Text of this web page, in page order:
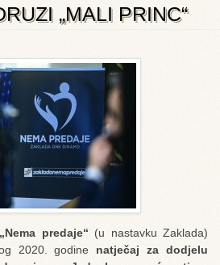
„MALI PRINC“
predaje“ (u nastavku Zaklada)
2020. godine natječaj za dodjelu